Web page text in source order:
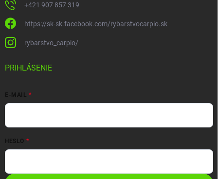
+421 907 857 319
https://sk-sk.facebook.com/rybarstvocarpio.sk
rybarstvo_carpio/
PRIHLÁSENIE
E-MAIL
HESLO